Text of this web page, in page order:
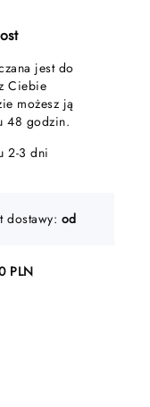
jest do
Ciebie
możesz ją
48 godzin.
2-3 dni
dostawy: od
PLN